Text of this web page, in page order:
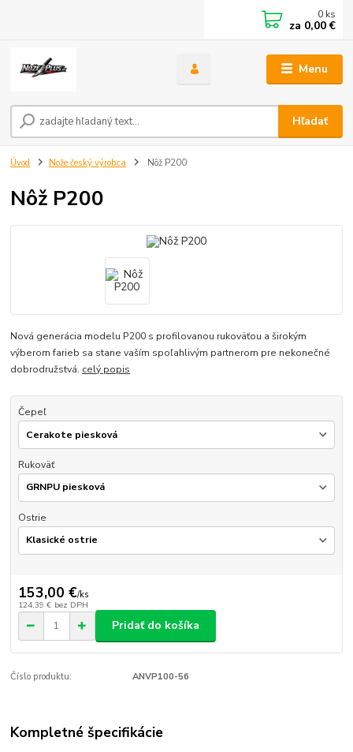
Menu
Hľadať
0 ks
za 0,00 €
Úvod Nože český výrobca Nôž P200
Nôž P200
Nová generácia modelu P200 s profilovanou rukoväťou a širokým
výberom farieb sa stane vaším spoľahlivým partnerom pre nekonečné
dobrodružstvá. celý popis
Čepeľ
Rukoväť
Ostrie
153,00 €/ks
124,39 € bez DPH
Pridať do košíka
Číslo produktu: ANVP100-56
Kompletné špecifikácie